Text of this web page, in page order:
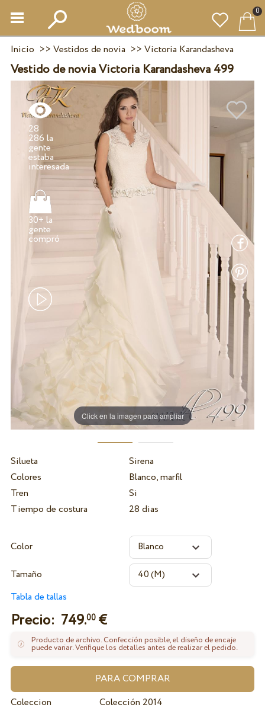
0
Inicio >> Vestidos de novia >> Victoria Karandasheva
Vestido de novia Victoria Karandasheva 499
Click en la imagen para ampliar
28
286 la
gente
estaba
interesada
30+ la
gente
Silueta
Sirena
Colores
Blanco, marfil
Tren
Si
Tiempo de costura
28 dias
Color
Tamaño
Tabla de tallas
Precio: 749.00€
Producto de archivo. Confección posible, el diseño de encaje
puede variar. Verifique los detalles antes de realizar el pedido.
Coleccion
Colección 2014